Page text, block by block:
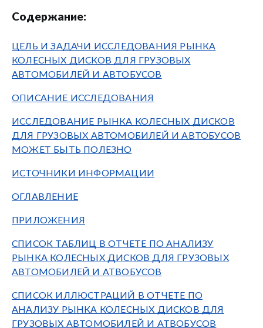
Содержание:
ЦЕЛЬ И ЗАДАЧИ ИССЛЕДОВАНИЯ РЫНКА
КОЛЕСНЫХ ДИСКОВ ДЛЯ ГРУЗОВЫХ
АВТОМОБИЛЕЙ И АВТОБУСОВ
ОПИСАНИЕ ИССЛЕДОВАНИЯ
ИССЛЕДОВАНИЕ РЫНКА КОЛЕСНЫХ ДИСКОВ
ДЛЯ ГРУЗОВЫХ АВТОМОБИЛЕЙ И АВТОБУСОВ
МОЖЕТ БЫТЬ ПОЛЕЗНО
ИСТОЧНИКИ ИНФОРМАЦИИ
ОГЛАВЛЕНИЕ
ПРИЛОЖЕНИЯ
СПИСОК ТАБЛИЦ В ОТЧЕТЕ ПО АНАЛИЗУ
РЫНКА КОЛЕСНЫХ ДИСКОВ ДЛЯ ГРУЗОВЫХ
АВТОМОБИЛЕЙ И АТВОБУСОВ
СПИСОК ИЛЛЮСТРАЦИЙ В ОТЧЕТЕ ПО
АНАЛИЗУ РЫНКА КОЛЕСНЫХ ДИСКОВ ДЛЯ
ГРУЗОВЫХ АВТОМОБИЛЕЙ И АТВОБУСОВ